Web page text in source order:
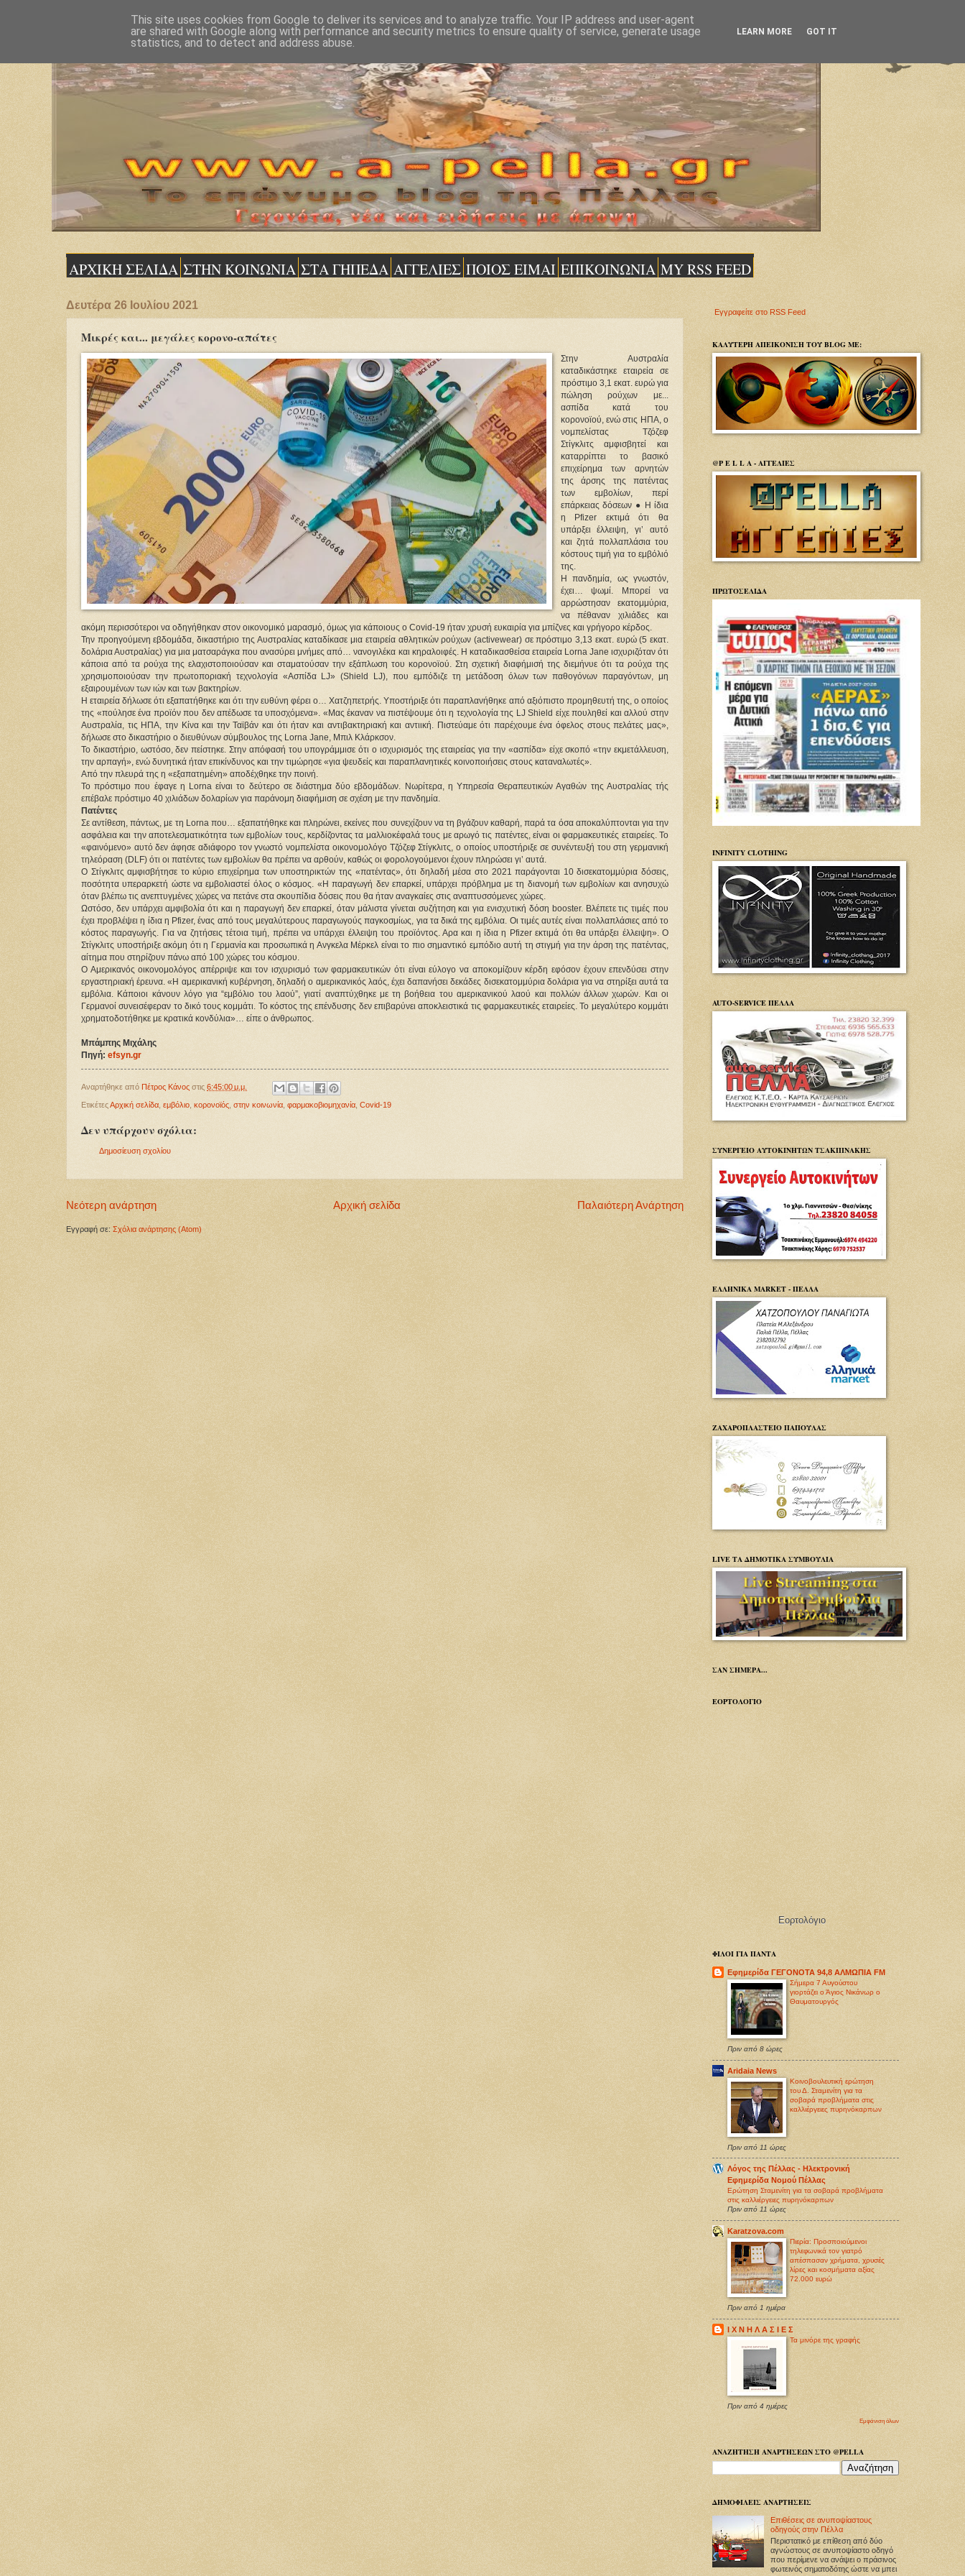
ΑΡΧΙΚΗ ΣΕΛΙΔΑ ΣΤΗΝ ΚΟΙΝΩΝΙΑ ΣΤΑ ΓΗΠΕΔΑ ΑΓΓΕΛΙΕΣ ΠΟΙΟΣ ΕΙΜΑΙ ΕΠΙΚΟΙΝΩΝΙΑ MY RSS FEED
Δευτέρα 26 Ιουλίου 2021
Μικρές και... μεγάλες κορoνο-απάτες
Στην Αυστραλία
καταδικάστηκε εταιρεία σε
πρόστιμο 3,1 εκατ. ευρώ για
πώληση ρούχων με...
ασπίδα κατά του
κορονοϊού, ενώ στις ΗΠΑ, ο
νομπελίστας Τζόζεφ
Στίγκλιτς αμφισβητεί και
καταρρίπτει το βασικό
επιχείρημα των αρνητών
της άρσης της πατέντας
των εμβολίων, περί
επάρκειας δόσεων ● Η ίδια
η Pfizer εκτιμά ότι θα
υπάρξει έλλειψη, γι’ αυτό
και ζητά πολλαπλάσια του
κόστους τιμή για το εμβόλιό
της.
Η πανδημία, ως γνωστόν,
έχει… ψωμί. Μπορεί να
αρρώστησαν εκατομμύρια,
να πέθαναν χιλιάδες και
ακόμη περισσότεροι να οδηγήθηκαν στον οικονομικό μαρασμό, όμως για κάποιους ο Covid-19 ήταν χρυσή ευκαιρία για μπίζνες και γρήγορο κέρδος.
Την προηγούμενη εβδομάδα, δικαστήριο της Αυστραλίας καταδίκασε μια εταιρεία αθλητικών ρούχων (activewear) σε πρόστιμο 3,13 εκατ. ευρώ (5 εκατ.
δολάρια Αυστραλίας) για μια ματσαράγκα που ανασύρει μνήμες από… νανογιλέκα και κηραλοιφές. Η καταδικασθείσα εταιρεία Lorna Jane ισχυριζόταν ότι
κάποια από τα ρούχα της ελαχιστοποιούσαν και σταματούσαν την εξάπλωση του κορονοϊού. Στη σχετική διαφήμισή της διεμήνυε ότι τα ρούχα της
χρησιμοποιούσαν την πρωτοποριακή τεχνολογία «Ασπίδα LJ» (Shield LJ), που εμπόδιζε τη μετάδοση όλων των παθογόνων παραγόντων, μη
εξαιρουμένων των ιών και των βακτηρίων.
Η εταιρεία δήλωσε ότι εξαπατήθηκε και ότι την ευθύνη φέρει ο… Χατζηπετρής. Υποστήριξε ότι παραπλανήθηκε από αξιόπιστο προμηθευτή της, ο οποίος
της «πούλησε ένα προϊόν που δεν απέδωσε τα υποσχόμενα». «Μας έκαναν να πιστέψουμε ότι η τεχνολογία της LJ Shield είχε πουληθεί και αλλού στην
Αυστραλία, τις ΗΠΑ, την Κίνα και την Ταϊβάν και ότι ήταν και αντιβακτηριακή και αντιική. Πιστεύαμε ότι παρέχουμε ένα όφελος στους πελάτες μας»,
δήλωσε στο δικαστήριο ο διευθύνων σύμβουλος της Lorna Jane, Μπιλ Κλάρκσον.
Το δικαστήριο, ωστόσο, δεν πείστηκε. Στην απόφασή του υπογράμμισε ότι ο ισχυρισμός της εταιρείας για την «ασπίδα» είχε σκοπό «την εκμετάλλευση,
την αρπαγή», ενώ δυνητικά ήταν επικίνδυνος και την τιμώρησε «για ψευδείς και παραπλανητικές κοινοποιήσεις στους καταναλωτές».
Από την πλευρά της η «εξαπατημένη» αποδέχθηκε την ποινή.
Το πρόστιμο που έφαγε η Lorna είναι το δεύτερο σε διάστημα δύο εβδομάδων. Νωρίτερα, η Υπηρεσία Θεραπευτικών Αγαθών της Αυστραλίας τής
επέβαλε πρόστιμο 40 χιλιάδων δολαρίων για παράνομη διαφήμιση σε σχέση με την πανδημία.
Πατέντες
Σε αντίθεση, πάντως, με τη Lorna που… εξαπατήθηκε και πληρώνει, εκείνες που συνεχίζουν να τη βγάζουν καθαρή, παρά τα όσα αποκαλύπτονται για την
ασφάλεια και την αποτελεσματικότητα των εμβολίων τους, κερδίζοντας τα μαλλιοκέφαλά τους με αρωγό τις πατέντες, είναι οι φαρμακευτικές εταιρείες. Το
«φαινόμενο» αυτό δεν άφησε αδιάφορο τον γνωστό νομπελίστα οικονομολόγο Τζόζεφ Στίγκλιτς, ο οποίος υποστήριξε σε συνέντευξή του στη γερμανική
τηλεόραση (DLF) ότι οι πατέντες των εμβολίων θα πρέπει να αρθούν, καθώς οι φορολογούμενοι έχουν πληρώσει γι’ αυτά.
Ο Στίγκλιτς αμφισβήτησε το κύριο επιχείρημα των υποστηρικτών της «πατέντας», ότι δηλαδή μέσα στο 2021 παράγονται 10 δισεκατομμύρια δόσεις,
ποσότητα υπεραρκετή ώστε να εμβολιαστεί όλος ο κόσμος. «Η παραγωγή δεν επαρκεί, υπάρχει πρόβλημα με τη διανομή των εμβολίων και ανησυχώ
όταν βλέπω τις ανεπτυγμένες χώρες να πετάνε στα σκουπίδια δόσεις που θα ήταν αναγκαίες στις αναπτυσσόμενες χώρες.
Ωστόσο, δεν υπάρχει αμφιβολία ότι και η παραγωγή δεν επαρκεί, όταν μάλιστα γίνεται συζήτηση και για ενισχυτική δόση booster. Βλέπετε τις τιμές που
έχει προβλέψει η ίδια η Pfizer, ένας από τους μεγαλύτερους παραγωγούς παγκοσμίως, για τα δικά της εμβόλια. Οι τιμές αυτές είναι πολλαπλάσιες από το
κόστος παραγωγής. Για να ζητήσεις τέτοια τιμή, πρέπει να υπάρχει έλλειψη του προϊόντος. Αρα και η ίδια η Pfizer εκτιμά ότι θα υπάρξει έλλειψη». Ο
Στίγκλιτς υποστήριξε ακόμη ότι η Γερμανία και προσωπικά η Ανγκελα Μέρκελ είναι το πιο σημαντικό εμπόδιο αυτή τη στιγμή για την άρση της πατέντας,
αίτημα που στηρίζουν πάνω από 100 χώρες του κόσμου.
Ο Αμερικανός οικονομολόγος απέρριψε και τον ισχυρισμό των φαρμακευτικών ότι είναι εύλογο να αποκομίζουν κέρδη εφόσον έχουν επενδύσει στην
εργαστηριακή έρευνα. «Η αμερικανική κυβέρνηση, δηλαδή ο αμερικανικός λαός, έχει δαπανήσει δεκάδες δισεκατομμύρια δολάρια για να στηρίξει αυτά τα
εμβόλια. Κάποιοι κάνουν λόγο για “εμβόλιο του λαού”, γιατί αναπτύχθηκε με τη βοήθεια του αμερικανικού λαού και πολλών άλλων χωρών. Και οι
Γερμανοί συνεισέφεραν το δικό τους κομμάτι. Το κόστος της επένδυσης δεν επιβαρύνει αποκλειστικά τις φαρμακευτικές εταιρείες. Το μεγαλύτερο κομμάτι
χρηματοδοτήθηκε με κρατικά κονδύλια»… είπε ο άνθρωπος.
Μπάμπης Μιχάλης
Πηγή: efsyn.gr
Αναρτήθηκε από Πέτρος Κάνος στις 6:45:00 μ.μ.
ΕτικέτεςΑρχική σελίδα εμβόλιο κορονοϊός στην κοινωνία φαρμακοβιομηχανία Covid-19
Δεν υπάρχουν σχόλια:
Δημοσίευση σχολίου
Νεότερη ανάρτηση Παλαιότερη Ανάρτηση
Αρχική σελίδα
Εγγραφή σε: Σχόλια ανάρτησης (Atom)
Εγγραφείτε στο RSS Feed
ΚΑΛΥΤΕΡΗ ΑΠΕΙΚΟΝΙΣΗ ΤΟΥ BLOG ΜΕ:
@P E L L A - ΑΓΓΕΛΙΕΣ
ΠΡΩΤΟΣΕΛΙΔΑ
INFINITY CLOTHING
AUTO-SERVICE ΠΕΛΛΑ
ΣΥΝΕΡΓΕΙΟ ΑΥΤΟΚΙΝΗΤΩΝ ΤΣΑΚΠΙΝΑΚΗΣ
ΕΛΛΗΝΙΚΑ MARKET - ΠΕΛΛΑ
ΖΑΧΑΡΟΠΛΑΣΤΕΙΟ ΠΑΠΟΥΛΑΣ
LIVE ΤΑ ΔΗΜΟΤΙΚΑ ΣΥΜΒΟΥΛΙΑ
ΣΑΝ ΣΗΜΕΡΑ...
ΕΟΡΤΟΛΟΓΙΟ
Εορτολόγιο
ΦΙΛΟΙ ΓΙΑ ΠΑΝΤΑ
Εφημερίδα ΓΕΓΟΝΟΤΑ 94,8 ΑΛΜΩΠΙΑ FM
Σήμερα 7 Αυγούστου
γιορτάζει ο Άγιος Νικάνωρ ο
Θαυματουργός
Πριν από 8 ώρες
Aridaia News
Κοινοβουλευτική ερώτηση
του Δ. Σταμενίτη για τα
σοβαρά προβλήματα στις
καλλιέργειες πυρηνόκαρπων
Πριν από 11 ώρες
Λόγος της Πέλλας - Ηλεκτρονική
Εφημερίδα Νομού Πέλλας
Ερώτηση Σταμενίτη για τα σοβαρά προβλήματα
στις καλλιέργειες πυρηνόκαρπων
Πριν από 11 ώρες
Karatzova.com
Πιερία: Προσποιούμενοι
τηλεφωνικά τον γιατρό
απέσπασαν χρήματα, χρυσές
λίρες και κοσμήματα αξίας
72.000 ευρώ
Πριν από 1 ημέρα
Ι Χ Ν Η Λ Α Σ Ι Ε Σ
Τα μινόρε της γραφής
Πριν από 4 ημέρες
Εμφάνιση όλων
ΑΝΑΖΗΤΗΣΗ ΑΝΑΡΤΗΣΕΩΝ ΣΤΟ @PELLA
ΔΗΜΟΦΙΛΕΙΣ ΑΝΑΡΤΗΣΕΙΣ
Επιθέσεις σε ανυποψίαστους
οδηγούς στην Πέλλα
Περιστατικό με επίθεση από δύο
αγνώστους σε ανυποψίαστο οδηγό
που περίμενε να ανάψει ο πράσινος
φωτεινός σηματοδότης ώστε να μπει
This site uses cookies from Google to deliver its services and to analyze traffic. Your IP address and user-agent
are shared with Google along with performance and security metrics to ensure quality of service, generate usage
statistics, and to detect and address abuse.
LEARN MORE GOT IT